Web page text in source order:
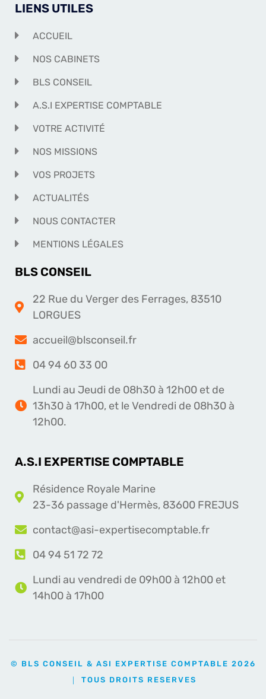
LIENS UTILES
ACCUEIL
NOS CABINETS
BLS CONSEIL
A.S.I EXPERTISE COMPTABLE
VOTRE ACTIVITÉ
NOS MISSIONS
VOS PROJETS
ACTUALITÉS
NOUS CONTACTER
MENTIONS LÉGALES
BLS CONSEIL
22 Rue du Verger des Ferrages, 83510
LORGUES
accueil@blsconseil.fr
04 94 60 33 00
Lundi au Jeudi de 08h30 à 12h00 et de
13h30 à 17h00, et le Vendredi de 08h30 à
12h00.
A.S.I EXPERTISE COMPTABLE
Résidence Royale Marine
23-36 passage d'Hermès, 83600 FREJUS
contact@asi-expertisecomptable.fr
04 94 51 72 72
Lundi au vendredi de 09h00 à 12h00 et
14h00 à 17h00
© BLS CONSEIL & ASI EXPERTISE COMPTABLE 2026
｜ TOUS DROITS RESERVES